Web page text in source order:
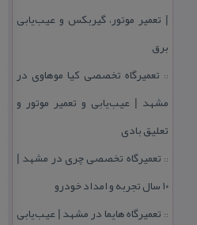
| تعمیر موتور، گیربكس و عیب‌یابی
برق
:: تعمیرگاه تخصصی كیا موهاوی در
مشهد | عیب‌یابی و تعمیر موتور و
تعلیق بادی
:: تعمیرگاه تخصصی چری در مشهد |
۱۰ سال تجربه و امداد خودرو
:: تعمیرگاه هایما در مشهد | عیب‌یابی